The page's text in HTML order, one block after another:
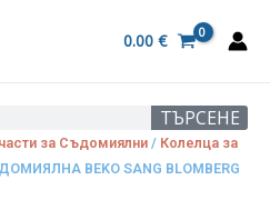
0.00 €
ТЪРСЕНЕ
за Съдомиялни / Колелца за
BEKO SANG BLOMBERG